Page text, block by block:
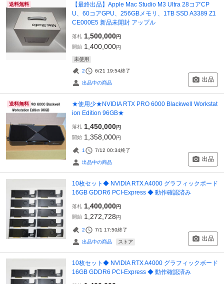
送料無料
【最終出品】Apple Mac Studio M3 Ultra 28コアCP
U、60コアGPU、256GBメモリ、1TB SSD A3389 Z1
CE000E5 新品未開封 アップル
落札 1,500,000円
開始 1,400,000円
未使用
2 6/21 19:54終了
出品中の商品 出品
送料無料
★使用少★NVIDIA RTX PRO 6000 Blackwell Workstat
ion Edition 96GB★
落札 1,450,000円
開始 1,358,000円
1 7/12 00:34終了
出品中の商品 出品
10枚セット◆ NVIDIA RTX A4000 グラフィックボード
16GB GDDR6 PCI-Express ◆ 動作確認済み
落札 1,400,000円
開始 1,272,728円
2 7/1 17:50終了
出品中の商品 ストア 出品
10枚セット◆ NVIDIA RTX A4000 グラフィックボード
16GB GDDR6 PCI-Express ◆ 動作確認済み